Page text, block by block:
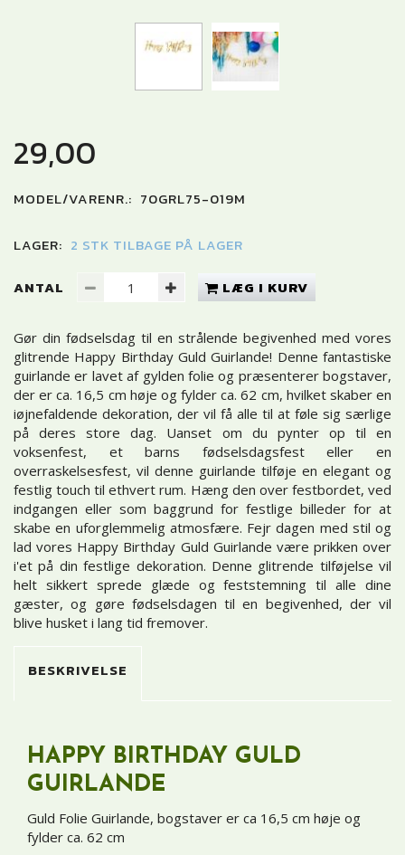
29,00
MODEL/VARENR.: 70GRL75-019M
LAGER: 2 STK TILBAGE PÅ LAGER
ANTAL LÆG I KURV
Gør din fødselsdag til en strålende begivenhed med vores
glitrende Happy Birthday Guld Guirlande! Denne fantastiske
guirlande er lavet af gylden folie og præsenterer bogstaver,
der er ca. 16,5 cm høje og fylder ca. 62 cm, hvilket skaber en
iøjnefaldende dekoration, der vil få alle til at føle sig særlige
på deres store dag. Uanset om du pynter op til en
voksenfest, et barns fødselsdagsfest eller en
overraskelsesfest, vil denne guirlande tilføje en elegant og
festlig touch til ethvert rum. Hæng den over festbordet, ved
indgangen eller som baggrund for festlige billeder for at
skabe en uforglemmelig atmosfære. Fejr dagen med stil og
lad vores Happy Birthday Guld Guirlande være prikken over
i'et på din festlige dekoration. Denne glitrende tilføjelse vil
helt sikkert sprede glæde og feststemning til alle dine
gæster, og gøre fødselsdagen til en begivenhed, der vil
blive husket i lang tid fremover.
BESKRIVELSE
HAPPY BIRTHDAY GULD
GUIRLANDE
Guld Folie Guirlande, bogstaver er ca 16,5 cm høje og
fylder ca. 62 cm